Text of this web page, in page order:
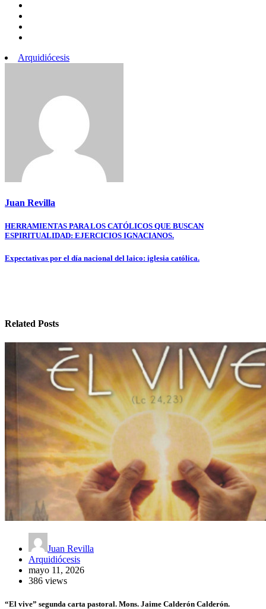
Arquidiócesis
Juan Revilla
Navegación
de
entradas
HERRAMIENTAS PARA LOS CATÓLICOS QUE BUSCAN
ESPIRITUALIDAD: EJERCICIOS IGNACIANOS.
Expectativas por el día nacional del laico: iglesia católica.
Related Posts
Juan Revilla
Arquidiócesis
mayo 11, 2026
386 views
“El vive” segunda carta pastoral. Mons. Jaime Calderón Calderón.